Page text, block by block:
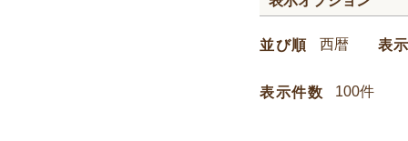
並び順 表
表示件数